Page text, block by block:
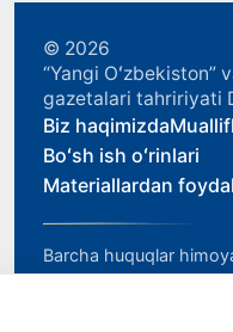
© 2026
“Yangi Oʻzbekiston”
gazetalari tahririyati
Biz haqimizda
Boʻsh ish oʻrinlari
Materiallardan
Barcha huquqlar